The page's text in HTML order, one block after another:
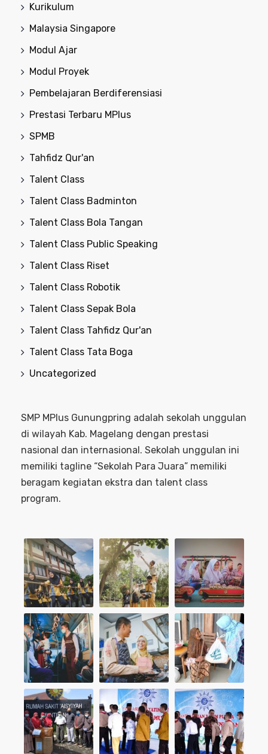
Kurikulum
Malaysia Singapore
Modul Ajar
Modul Proyek
Pembelajaran Berdiferensiasi
Prestasi Terbaru MPlus
SPMB
Tahfidz Qur'an
Talent Class
Talent Class Badminton
Talent Class Bola Tangan
Talent Class Public Speaking
Talent Class Riset
Talent Class Robotik
Talent Class Sepak Bola
Talent Class Tahfidz Qur'an
Talent Class Tata Boga
Uncategorized
SMP MPlus Gunungpring adalah sekolah unggulan
di wilayah Kab. Magelang dengan prestasi
nasional dan internasional. Sekolah unggulan ini
memiliki tagline “Sekolah Para Juara” memiliki
beragam kegiatan ekstra dan talent class
program.